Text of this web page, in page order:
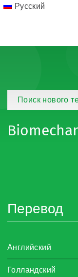
Русский
Поиск нового
Перевод
Английский
Голландский